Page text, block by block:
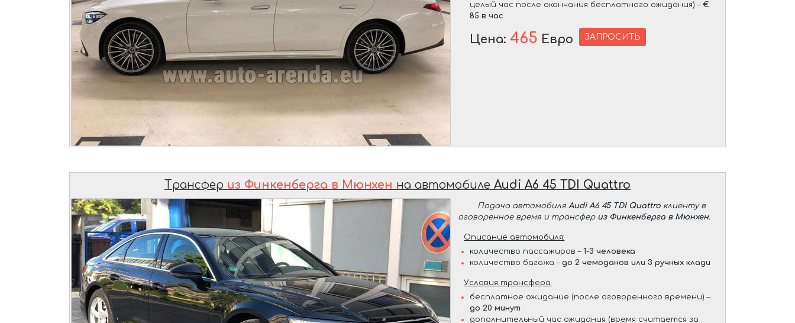
целый час после окончания бесплатного ожидания) –€
85 в час
Цена:465 Евро ЗАПРОСИТЬ
Трансфер из Финкенберга в Мюнхен на автомобиле Audi A6 45 TDI Quattro
Подача автомобиля Audi A6 45 TDI Quattroклиенту в
оговоренное время и трансфер из Финкенберга в Мюнхен.
Описание автомобиля:
количество пассажиров –1-3 человека
количество багажа –до 2 чемоданов или 3 ручных клади
Условия трансфера:
бесплатное ожидание (после оговоренного времени) –
до 20 минут
дополнительный час ожидания (время считается за